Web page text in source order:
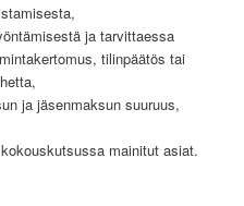
ja tarvittaessa
tilinpäätös tai
ja jäsenmaksun suuruus,
mainitut asiat.